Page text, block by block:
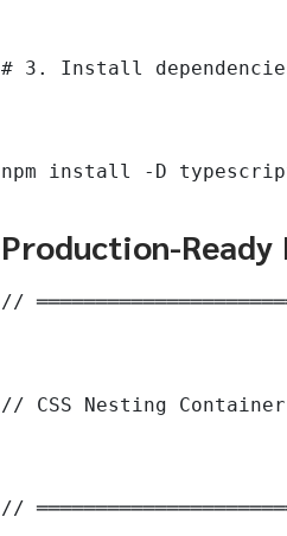
# 3. Install
npm install -D
Production-
//
// CSS Nesting
//